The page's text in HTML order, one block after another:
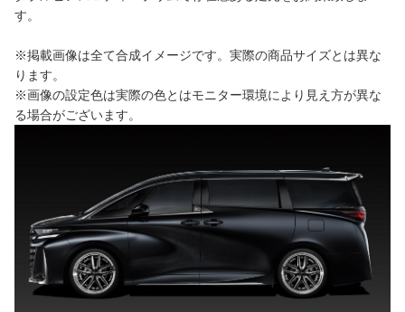
す。
※掲載画像は全て合成イメージです。実際の商品サイズとは異な
ります。
※画像の設定色は実際の色とはモニター環境により見え方が異な
る場合がございます。